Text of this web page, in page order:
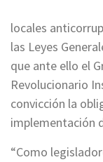
locales
las Leyes
que ante ello el
Revolucionario
convicción la
implementación
“Como